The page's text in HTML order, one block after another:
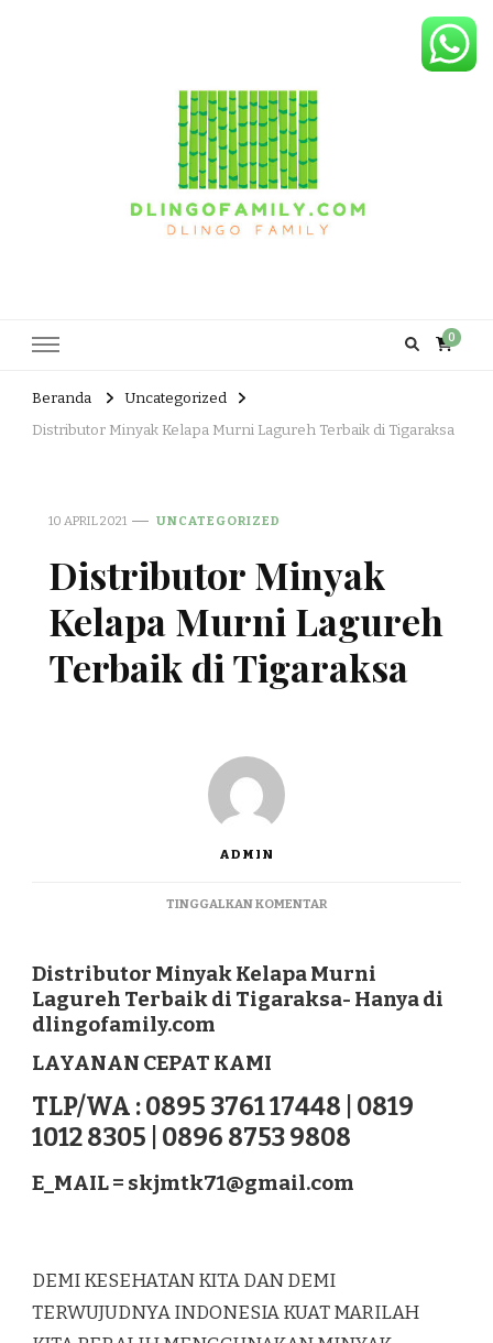
0
Beranda
Uncategorized
Distributor Minyak Kelapa Murni Lagureh Terbaik di Tigaraksa
10 APRIL 2021 UNCATEGORIZED
Distributor Minyak
Kelapa Murni Lagureh
Terbaik di Tigaraksa
ADMIN
TINGGALKAN KOMENTARPADA
KELAPA
MURNI
LAGUREH
Distributor Minyak Kelapa Murni
Lagureh Terbaik di Tigaraksa- Hanya di
dlingofamily.com
LAYANAN CEPAT KAMI
TLP/WA : 0895 3761 17448 | 0819
1012 8305 | 0896 8753 9808
E_MAIL = skjmtk71@gmail.com
DEMI KESEHATAN KITA DAN DEMI
TERWUJUDNYA INDONESIA KUAT MARILAH